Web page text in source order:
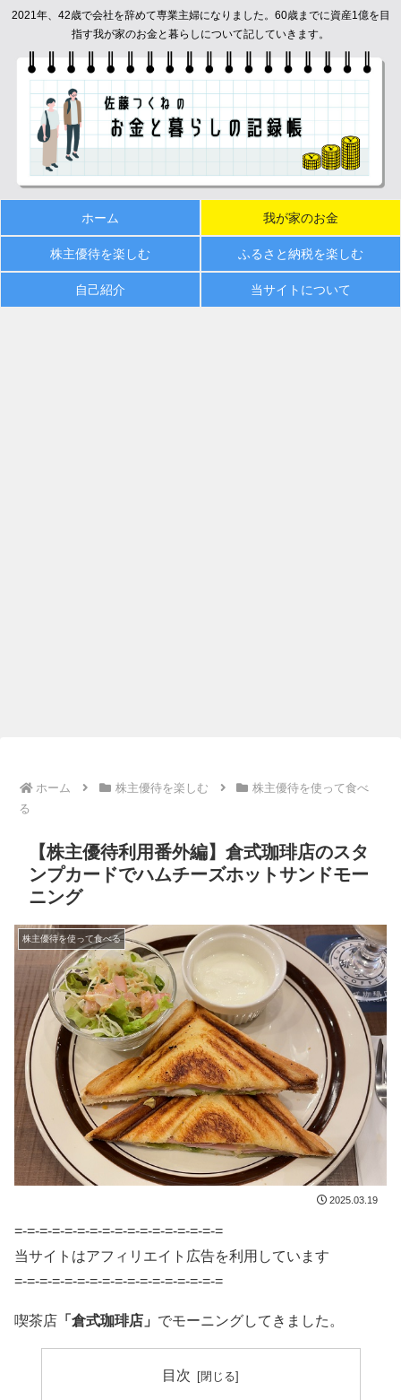
2021年、42歳で会社を辞めて専業主婦になりました。60歳までに資産1億を目
指す我が家のお金と暮らしについて記していきます。
ホーム 我が家のお金
株主優待を楽しむ ふるさと納税を楽しむ
自己紹介 当サイトについて
ホーム 株主優待を楽しむ
株主優待を使って食べ
る
【株主優待利用番外編】倉式珈琲店のスタ
ンプカードでハムチーズホットサンドモー
ニング
株主優待を使って食べる
2025.03.19
=-=-=-=-=-=-=-=-=-=-=-=-=-=-=-=-=
当サイトはアフィリエイト広告を利用しています
=-=-=-=-=-=-=-=-=-=-=-=-=-=-=-=-=
喫茶店 「倉式珈琲店」 でモーニングしてきました。
目次